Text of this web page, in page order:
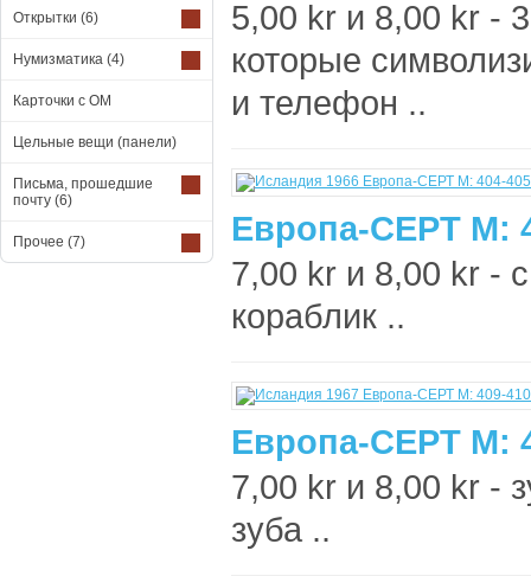
Открытки (6)
Нумизматика (4)
Карточки с ОМ
Цельные вещи (панели)
Письма, прошедшие
почту (6)
Прочее (7)
5,00 kr и 8,00 kr -
которые
и телефон ..
Европа-СЕРТ М:
7,00 kr и 8,00 kr -
кораблик ..
Европа-СЕРТ М:
7,00 kr и 8,00 kr -
зуба ..